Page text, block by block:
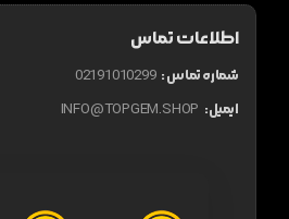
اطلاعات تماس
شماره تماس : 02191010299
ایمیل: INFO@TOPGEM.SHOP